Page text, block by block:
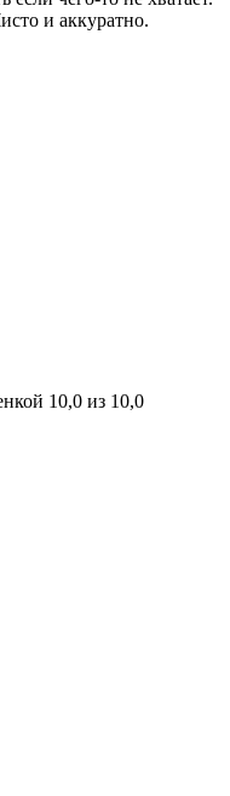
и аккуратно.
10,0 из 10,0